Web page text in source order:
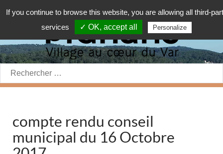
Rechercher:
compte rendu conseil
municipal du 16 Octobre
If you continue to browse this website, you are allowing all third-
services
✓ OK, accept all Personalize